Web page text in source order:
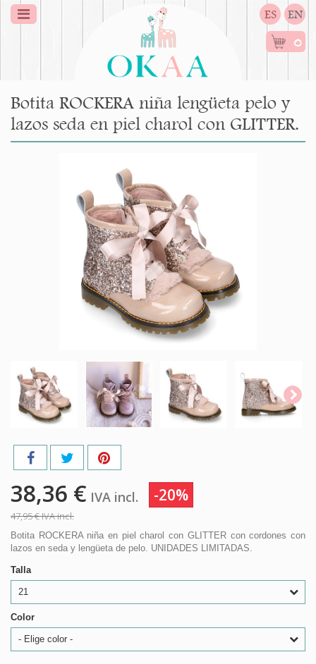
ES EN
0
Botita ROCKERA niña lengüeta pelo y
lazos seda en piel charol con GLITTER.
38,36 € IVA incl. -20%
47,95 €IVA incl.
Botita ROCKERA niña en piel charol con GLITTER con cordones con
lazos en seda y lengüeta de pelo. UNIDADES LIMITADAS.
Talla
21
Color
- Elige color -